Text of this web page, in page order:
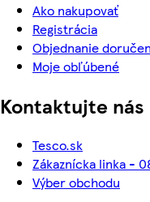
Ako nakupovať
Registrácia
Objednanie
Moje obľúbené
Kontaktujte nás
Tesco.sk
Zákaznícka linka -
Výber obchodu